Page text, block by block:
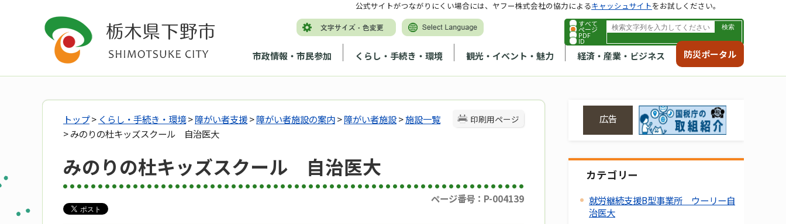
すべて
ページ
PDF
ID
市政情報・市民参加 くらし・手続き・環境 観光・イベント・魅力 経済・産業・ビジネス 防災ポータル
公式サイトがつながりにくい場合には、ヤフー株式会社の協力によるキャッシュサイトをお試しください。
印刷用ページ
トップ> くらし・手続き・環境>障がい者支援>障がい者施設の案内>障がい者施設>施設一覧
> みのりの杜キッズスクール 自治医大
みのりの杜キッズスクール 自治医大
ページ番号：P-004139
広告
カテゴリー
就労継続支援B型事業所 ウーリー自
治医大